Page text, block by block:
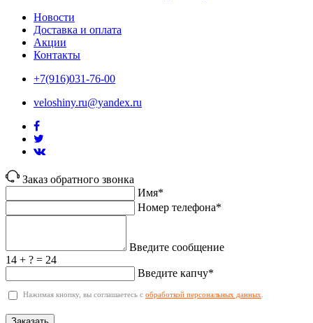
Новости
Доставка и оплата
Акции
Контакты
+7(916)031-76-00
veloshiny.ru@yandex.ru
Заказ обратного звонка
Имя*
Номер телефона*
Введите сообщение
14 + ? = 24
Введите капчу*
Нажимая кнопку, вы соглашаетесь с обработкой персональных данных